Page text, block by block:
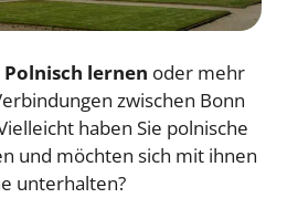
Polnisch lernen oder mehr
zwischen Bonn
haben Sie polnische
und möchten sich mit ihnen
unterhalten?